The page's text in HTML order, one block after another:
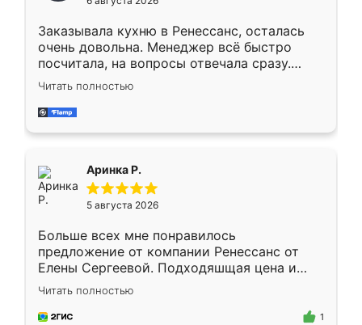
мебели буду заказывать только здесь.
Заказывала кухню в Ренессанс, осталась
очень довольна. Менеджер всё быстро
посчитала, на вопросы отвечала сразу.
Замерщик приехал в субботу, подошёл к
делу со всей ответственностью. Собрали
за день, ребята работали аккуратно, даже
Читать полностью
Аринка Р.
5 августа 2026
Больше всех мне понравилось
предложение от компании Ренессанс от
Елены Сергеевой. Подходяшщая цена и
короткие сроки изготовления. Приехавший
для замера сотрудник Владислав
предложил по моему эскизу самый
Читать полностью
1